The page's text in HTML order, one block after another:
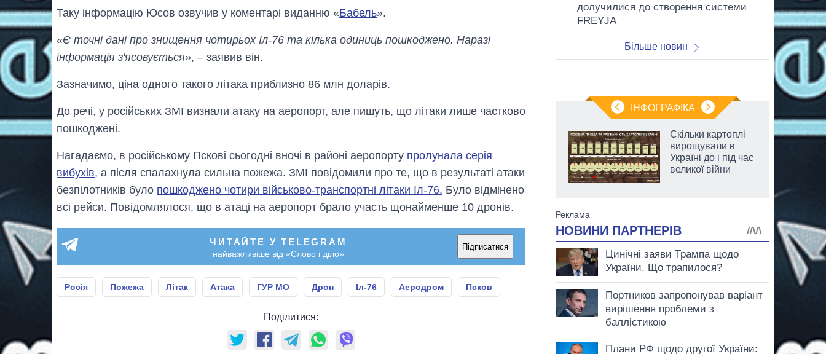
Таку інформацію Юсов озвучив у коментарі виданню «Бабель».
«Є точні дані про знищення чотирьох Іл-76 та кілька одиниць пошкоджено. Наразі
інформація з'ясовується», – заявив він.
Зазначимо, ціна одного такого літака приблизно 86 млн доларів.
До речі, у російських ЗМІ визнали атаку на аеропорт, але пишуть, що літаки лише частково
пошкоджені.
Нагадаємо, в російському Пскові сьогодні вночі в районі аеропорту пролунала серія
вибухів, а після спалахнула сильна пожежа. ЗМІ повідомили про те, що в результаті атаки
безпілотників було пошкоджено чотири військово-транспортні літаки Іл-76. Було відмінено
всі рейси. Повідомлялося, що в атаці на аеропорт брало участь щонайменше 10 дронів.
ЧИТАЙТЕ У TELEGRAM
найважливіше від «Слово і діло»
Підписатися
Росія Пожежа Літак Атака ГУР МО Дрон Іл-76 Аеродром Псков
Поділитися:
долучилися до створення системи
FREYJA
Більше новин
ІНФОГРАФІКА
коштують і
заробляють
OpenAI та
Anthropic
Скільки картоплі
вирощували в
Україні до і під час
великої війни